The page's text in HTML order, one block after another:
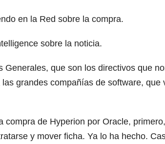
en la Red sobre la compra.
sobre la noticia.
que son los directivos que
grandes compañías de software,
de Hyperion por Oracle,
y mover ficha. Ya lo ha hecho.